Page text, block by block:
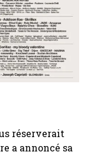
réserverait
a annoncé sa